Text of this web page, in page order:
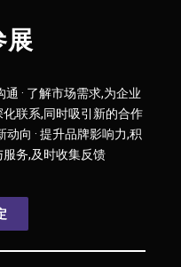
展
· 了解市场需求,为企业
化联系,同时吸引新的合作
动向 · 提升品牌影响力,积
服务,及时收集反馈